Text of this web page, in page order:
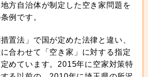
方自治体が制定した空き家問題を
例です。
置法」で国が定めた法律と違い、
合わせて「空き家」に対する指定
めています。2015年に空家対策特